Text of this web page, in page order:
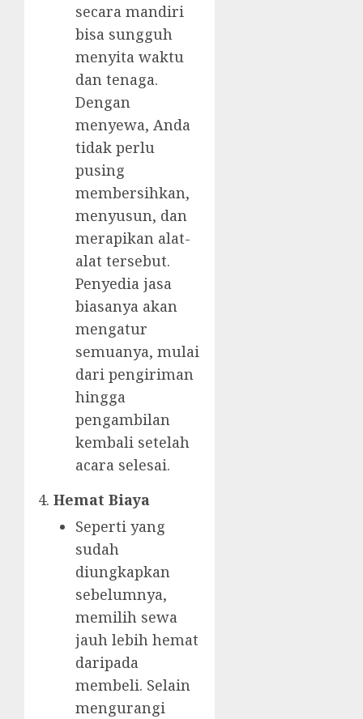
secara mandiri
bisa sungguh
menyita waktu
dan tenaga.
Dengan
menyewa, Anda
tidak perlu
pusing
membersihkan,
menyusun, dan
merapikan alat-
alat tersebut.
Penyedia jasa
biasanya akan
mengatur
semuanya, mulai
dari pengiriman
hingga
pengambilan
kembali setelah
acara selesai.
Hemat Biaya
Seperti yang
sudah
diungkapkan
sebelumnya,
memilih sewa
jauh lebih hemat
daripada
membeli. Selain
mengurangi